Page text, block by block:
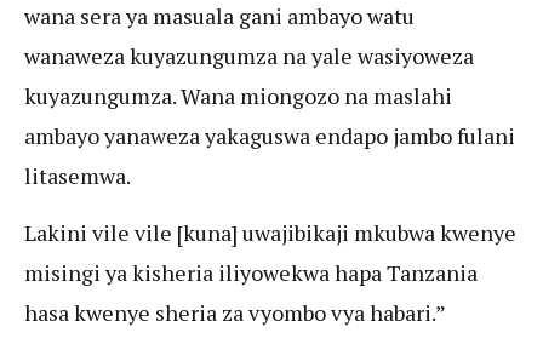
wana sera ya masuala gani ambayo watu
wanaweza kuyazungumza na yale wasiyoweza
kuyazungumza. Wana miongozo na maslahi
ambayo yanaweza yakaguswa endapo jambo fulani
litasemwa.
Lakini vile vile [kuna] uwajibikaji mkubwa kwenye
misingi ya kisheria iliyowekwa hapa Tanzania
hasa kwenye sheria za vyombo vya habari.”